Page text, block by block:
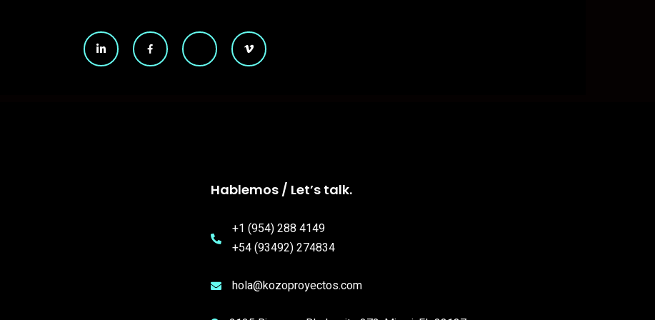
Hablemos / Let’s talk.
+1 (954) 288 4149
+54 (93492) 274834
hola@kozoproyectos.com